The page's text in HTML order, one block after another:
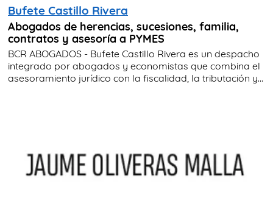
Bufete Castillo Rivera
Abogados de herencias, sucesiones, familia,
contratos y asesoría a PYMES
BCR ABOGADOS - Bufete Castillo Rivera es un despacho
integrado por abogados y economistas que combina el
asesoramiento jurídico con la fiscalidad, la tributación y...